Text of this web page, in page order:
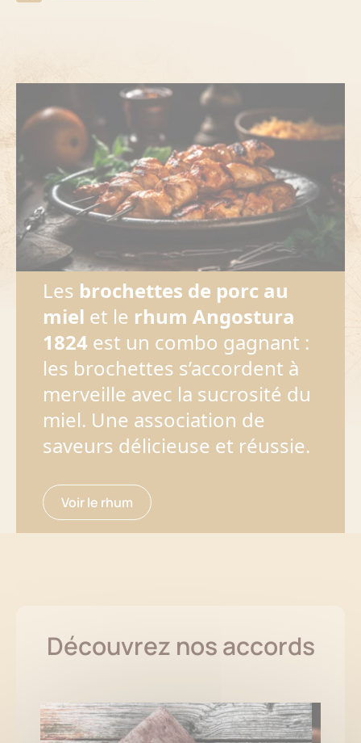
Les brochettes de porc au
miel et le rhum Angostura
1824est un combo gagnant :
les brochettes s’accordent à
merveille avec la sucrosité du
miel. Une association de
saveurs délicieuse et réussie.
Voir le rhum
Découvrez nos accords